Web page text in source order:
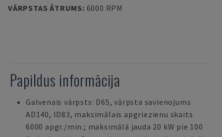
VĀRPSTAS ĀTRUMS: 6000 RPM
Papildus informācija
Galvenais vārpsts: D65, vārpsta savienojums
AD140, ID83, maksimālais apgriezienu skaits
6000 apgr./min.; maksimālā jauda 20 kW pie 100